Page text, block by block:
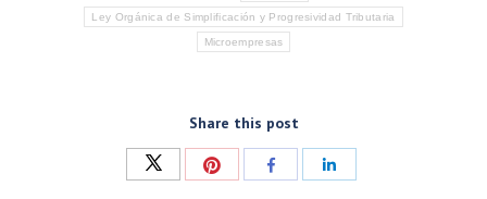
Ley Orgánica de Simplificación y Progresividad Tributaria
Microempresas
Share this post
Compartir CompartirCompartir